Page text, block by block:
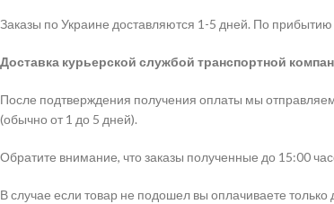
Заказы по Украине доставляются 1-5 дней. По
Доставка курьерской службой транспортной
После подтверждения получения оплаты мы
(обычно от 1 до 5 дней).
Обратите внимание, что заказы полученные до 15:00
В случае если товар не подошел вы оплачиваете только